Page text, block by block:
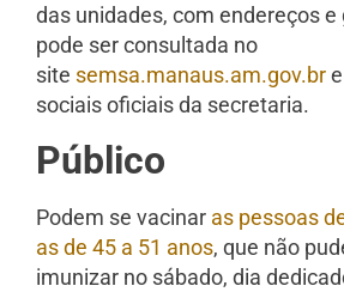
das unidades, com endereços e
pode ser consultada no
site semsa.manaus.am.gov.br
sociais oficiais da secretaria.
Público
Podem se vacinar as pessoas
as de 45 a 51 anos, que não
imunizar no sábado, dia